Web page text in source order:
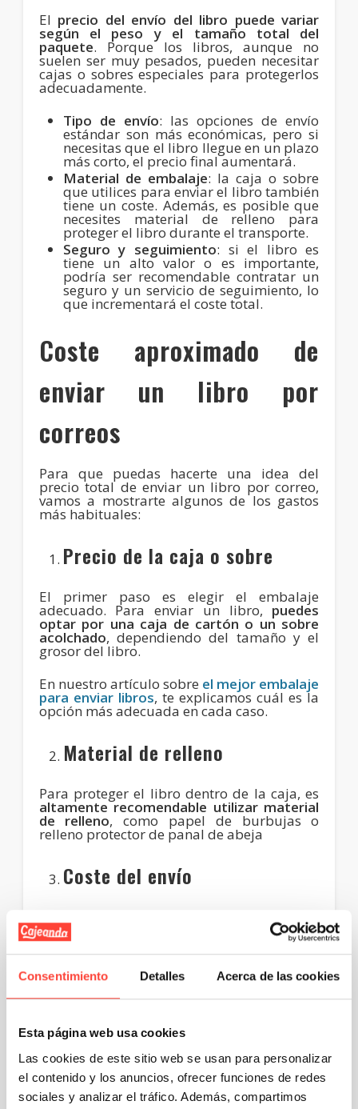
Consentimiento Detalles Acerca de las cookies
Esta página web usa cookies
Las cookies de este sitio web se usan para personalizar
el contenido y los anuncios, ofrecer funciones de redes
sociales y analizar el tráfico. Además, compartimos
El precio del envío del libro puede variar
según el peso y el tamaño total del
paquete. Porque los libros, aunque no
suelen ser muy pesados, pueden necesitar
cajas o sobres especiales para protegerlos
adecuadamente.
Tipo de envío: las opciones de envío
estándar son más económicas, pero si
necesitas que el libro llegue en un plazo
más corto, el precio final aumentará.
Material de embalaje: la caja o sobre
que utilices para enviar el libro también
tiene un coste. Además, es posible que
necesites material de relleno para
proteger el libro durante el transporte.
Seguro y seguimiento: si el libro es
tiene un alto valor o es importante,
podría ser recomendable contratar un
seguro y un servicio de seguimiento, lo
que incrementará el coste total.
Coste aproximado de
enviar un libro por
correos
Para que puedas hacerte una idea del
precio total de enviar un libro por correo,
vamos a mostrarte algunos de los gastos
más habituales:
Precio de la caja o sobre
El primer paso es elegir el embalaje
adecuado. Para enviar un libro, puedes
optar por una caja de cartón o un sobre
acolchado, dependiendo del tamaño y el
grosor del libro.
En nuestro artículo sobre el mejor embalaje
para enviar libros, te explicamos cuál es la
opción más adecuada en cada caso.
Material de relleno
Para proteger el libro dentro de la caja, es
altamente recomendable utilizar material
de relleno, como papel de burbujas o
relleno protector de panal de abeja
Coste del envío
dimensiones del paquete , así como del
servicio que elijas. Aquí tienes una
estimación aproximada:
Envío internacional
dependiendo del destino.
Seguro y seguimiento